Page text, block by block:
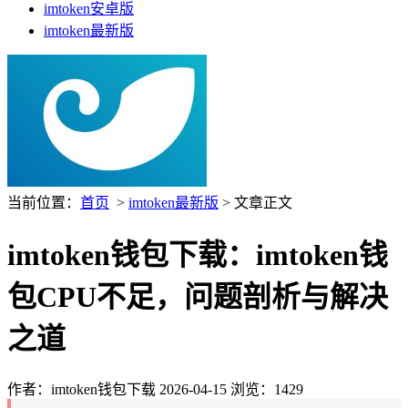
imtoken安卓版
imtoken最新版
当前位置： 首页 > imtoken最新版 > 文章正文
imtoken钱包下载：imtoken钱
包CPU不足，问题剖析与解决
之道
作者：imtoken钱包下载 2026-04-15 浏览：1429